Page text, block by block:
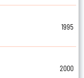
1995
2000